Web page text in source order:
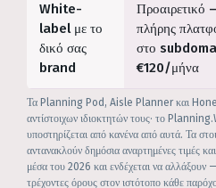
White-
label με το
δικό σας
brand
Προαιρετικό
πλήρης
στο
€120/μήνα
Τα Planning Pod, Aisle Planner και
αντίστοιχων ιδιοκτητών τους· το
υποστηρίζεται από κανένα από αυτά. Τα
αντανακλούν δημόσια αναρτημένες τιμές
μέσα του 2026 και ενδέχεται να αλλάξουν
τρέχοντες όρους στον ιστότοπο κάθε